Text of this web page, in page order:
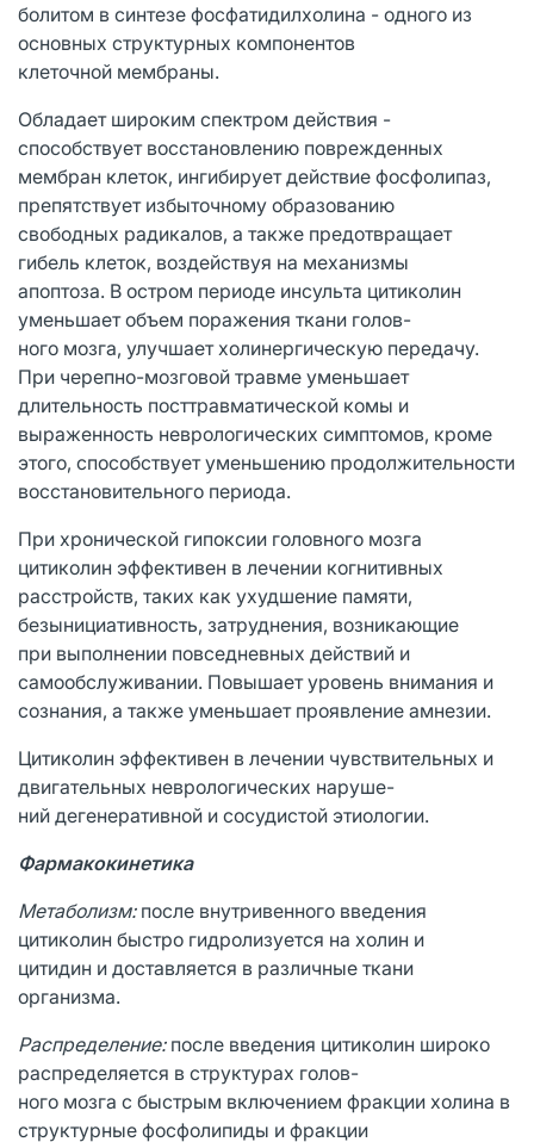
болитом в синтезе фосфатидилхолина - одного из
основных структурных компонентов
клеточной мембраны.
Обладает широким спектром действия -
способствует восстановлению поврежденных
мембран клеток, ингибирует действие фосфолипаз,
препятствует избыточному образованию
свободных радикалов, а также предотвращает
гибель клеток, воздействуя на механизмы
апоптоза. В остром периоде инсульта цитиколин
уменьшает объем поражения ткани голов-
ного мозга, улучшает холинергическую передачу.
При черепно-мозговой травме уменьшает
длительность посттравматической комы и
выраженность неврологических симптомов, кроме
этого, способствует уменьшению продолжительности
восстановительного периода.
При хронической гипоксии головного мозга
цитиколин эффективен в лечении когнитивных
расстройств, таких как ухудшение памяти,
безынициативность, затруднения, возникающие
при выполнении повседневных действий и
самообслуживании. Повышает уровень внимания и
сознания, а также уменьшает проявление амнезии.
Цитиколин эффективен в лечении чувствительных и
двигательных неврологических наруше-
ний дегенеративной и сосудистой этиологии.
Фармакокинетика
Метаболизм:после внутривенного введения
цитиколин быстро гидролизуется на холин и
цитидин и доставляется в различные ткани
организма.
Распределение:после введения цитиколин широко
распределяется в структурах голов-
ного мозга с быстрым включением фракции холина в
структурные фосфолипиды и фракции